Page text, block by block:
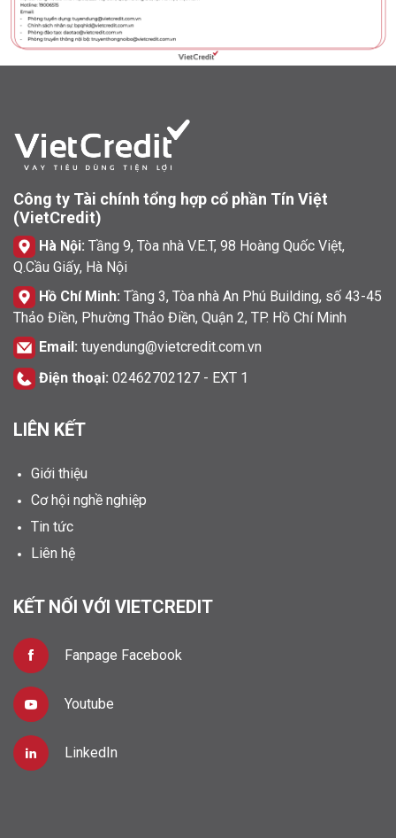
Công ty Tài chính tổng hợp cổ phần Tín Việt
(VietCredit)
Hà Nội: Tầng 9, Tòa nhà V.E.T, 98 Hoàng Quốc Việt,
Q.Cầu Giấy, Hà Nội
Hồ Chí Minh: Tầng 3, Tòa nhà An Phú Building, số 43-45
Thảo Điền, Phường Thảo Điền, Quận 2, TP. Hồ Chí Minh
Email: tuyendung@vietcredit.com.vn
Điện thoại: 02462702127 - EXT 1
LIÊN KẾT
Giới thiệu
Cơ hội nghề nghiệp
Tin tức
Liên hệ
KẾT NỐI VỚI VIETCREDIT
Fanpage Facebook
Youtube
LinkedIn